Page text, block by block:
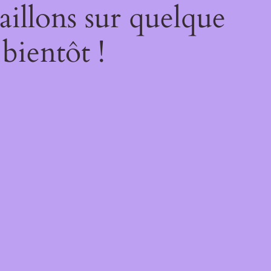
sur quelque
!